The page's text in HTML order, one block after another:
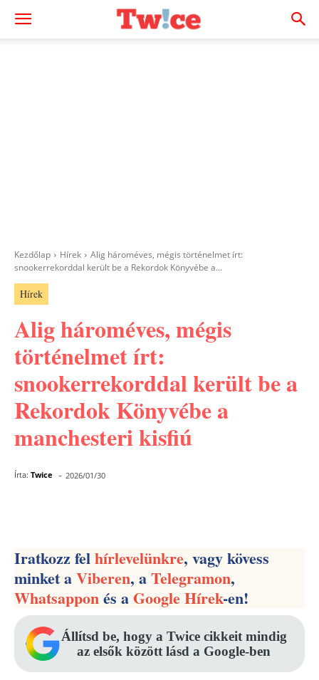
Kezdőlap Hírek
Alig hároméves, mégis történelmet írt:
snookerrekorddal került be a Rekordok Könyvébe a...
Hírek
Alig hároméves, mégis
történelmet írt:
snookerrekorddal került be a
Rekordok Könyvébe a
manchesteri kisfiú
Írta: Twice - 2026/01/30
Iratkozz felhírlevelünkre, vagy kövess
minket aViberen, aTelegramon,
Whatsapponés aGoogle Hírek-en!
Állítsd be, hogy a Twice cikkeit mindig
az elsők között lásd a Google-ben